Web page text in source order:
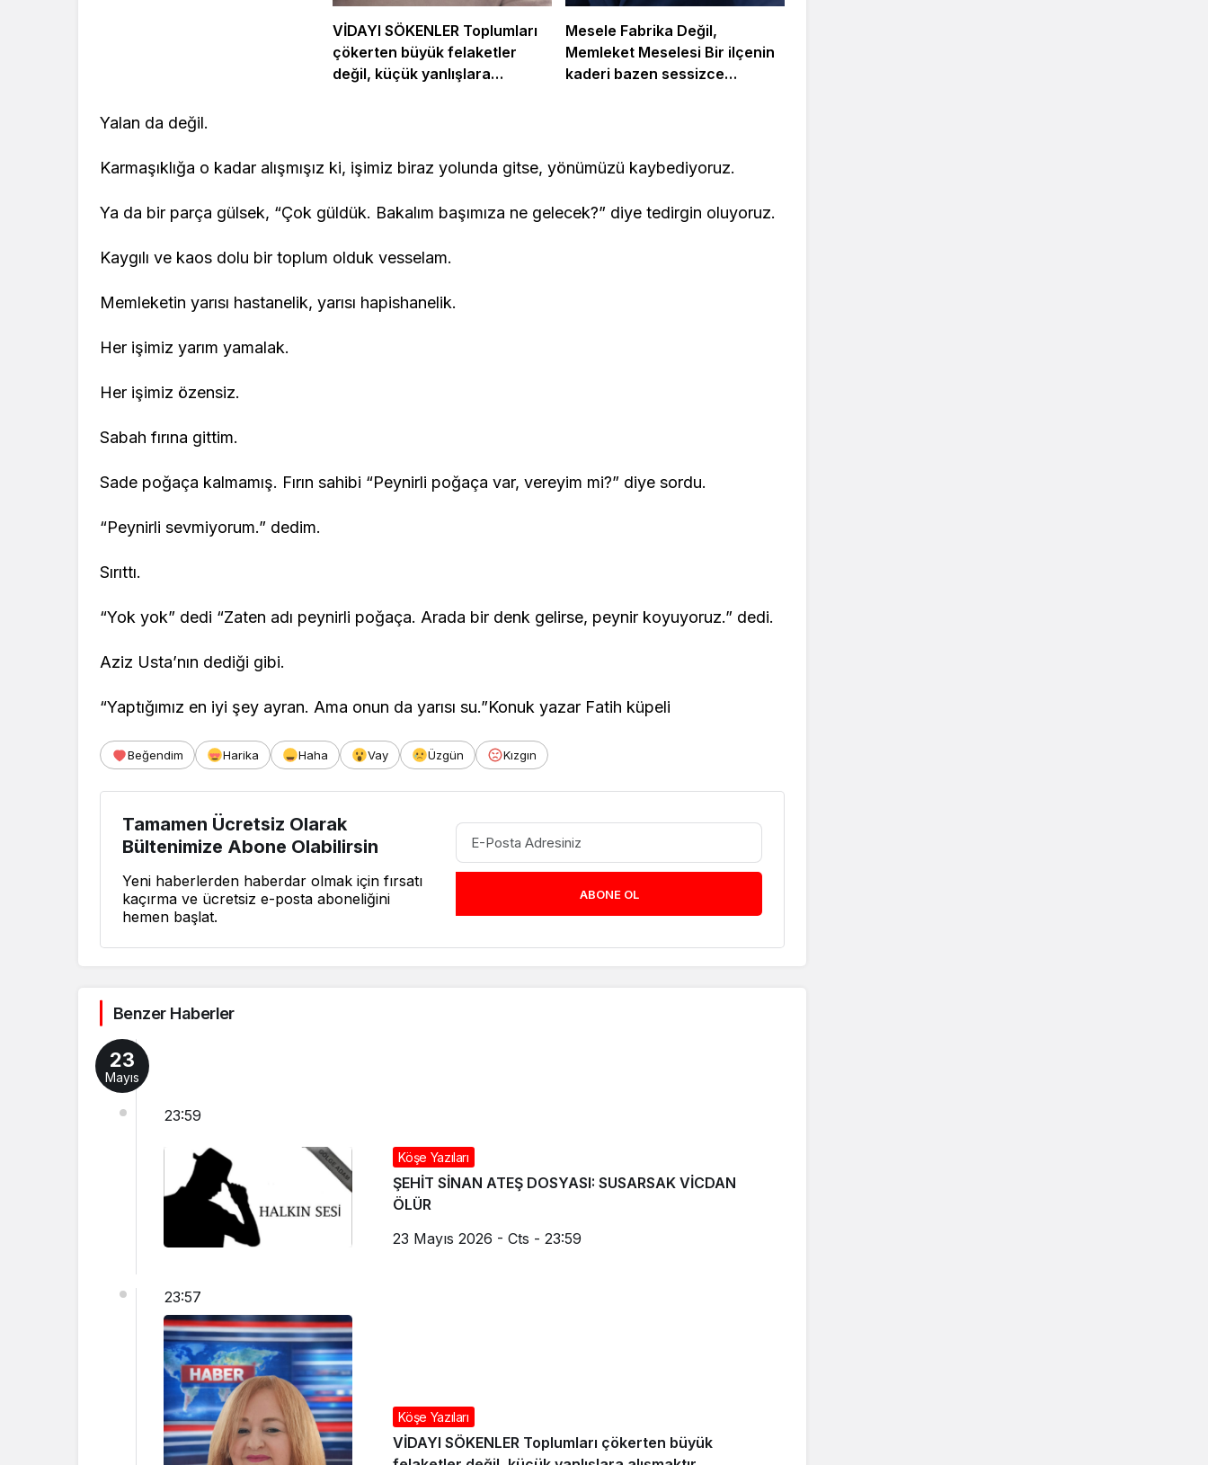
VİDAYI SÖKENLER Toplumları
çökerten büyük felaketler
değil, küçük yanlışlara
Mesele Fabrika Değil,
Memleket Meselesi Bir ilçenin
kaderi bazen sessizce
Yalan da değil.
Karmaşıklığa o kadar alışmışız ki, işimiz biraz yolunda gitse, yönümüzü kaybediyoruz.
Ya da bir parça gülsek, “Çok güldük. Bakalım başımıza ne gelecek?” diye tedirgin oluyoruz.
Kaygılı ve kaos dolu bir toplum olduk vesselam.
Memleketin yarısı hastanelik, yarısı hapishanelik.
Her işimiz yarım yamalak.
Her işimiz özensiz.
Sabah fırına gittim.
Sade poğaça kalmamış. Fırın sahibi “Peynirli poğaça var, vereyim mi?” diye sordu.
“Peynirli sevmiyorum.” dedim.
Sırıttı.
“Yok yok” dedi “Zaten adı peynirli poğaça. Arada bir denk gelirse, peynir koyuyoruz.” dedi.
Aziz Usta’nın dediği gibi.
“Yaptığımız en iyi şey ayran. Ama onun da yarısı su.”Konuk yazar Fatih küpeli
Beğendim Harika Haha Vay Üzgün Kızgın
Tamamen Ücretsiz Olarak
Bültenimize Abone Olabilirsin
Yeni haberlerden haberdar olmak için fırsatı
kaçırma ve ücretsiz e-posta aboneliğini
hemen başlat.
ABONE OL
Benzer Haberler
23
Mayıs
23:59
Köşe Yazıları
ŞEHİT SİNAN ATEŞ DOSYASI: SUSARSAK VİCDAN
ÖLÜR
23 Mayıs 2026 - Cts - 23:59
23:57
Köşe Yazıları
VİDAYI SÖKENLER Toplumları çökerten büyük